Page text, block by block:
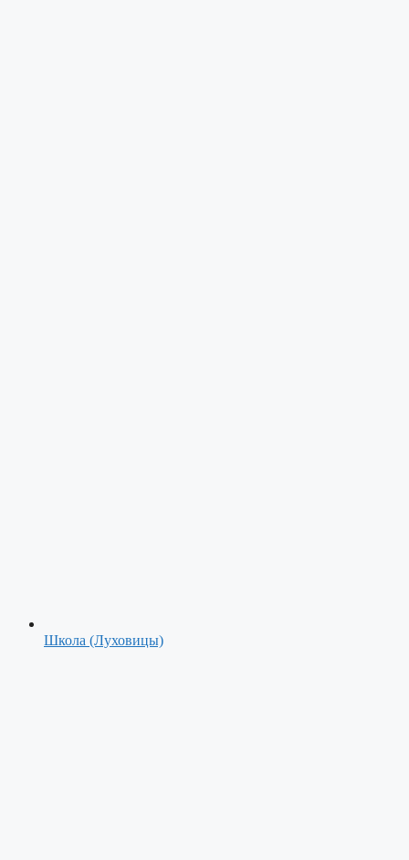
Школа (Луховицы)